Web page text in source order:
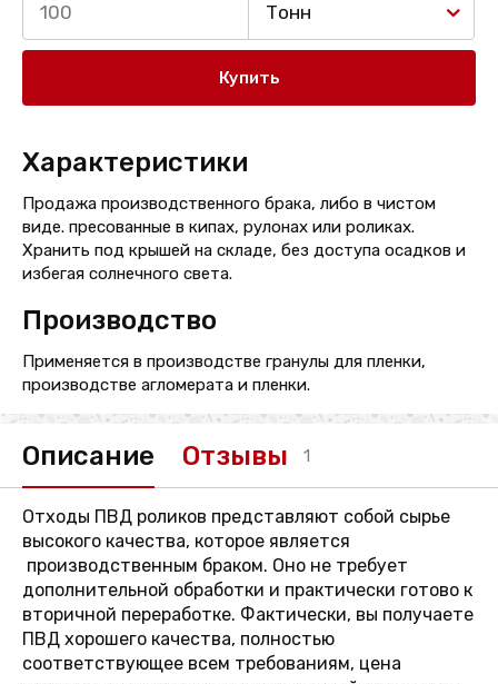
Тонн
Купить
Характеристики
Продажа производственного брака, либо в чистом
виде. пресованные в кипах, рулонах или роликах.
Хранить под крышей на складе, без доступа осадков и
избегая солнечного света.
Производство
Применяется в производстве гранулы для пленки,
производстве агломерата и пленки.
Описание Отзывы 1
Отходы ПВД роликов представляют собой сырье
высокого качества, которое является
производственным браком. Оно не требует
дополнительной обработки и практически готово к
вторичной переработке. Фактически, вы получаете
ПВД хорошего качества, полностью
соответствующее всем требованиям, цена